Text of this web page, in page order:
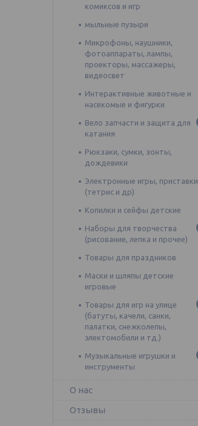
комиксов и игр
мыльные пузыри
Микрофоны, наушники,
фотоаппараты, лампы,
проекторы, массажеры,
видеосвет
Интерактивные животные и
насекомые и фигурки
Вело запчасти и защита для
катания
Рюкзаки, сумки, зонты,
дождевики
Электронные игры, приставки
(тетрис и др)
Копилки и сейфы детские
Наборы для творчества
(рисование, лепка и прочее)
Товары для праздников
Маски и шляпы детские
игровые
Товары для игр на улице
(батуты, качели, санки,
палатки, снежколепы,
электомобили и тд.)
Музыкальные игрушки и
инструменты
О нас
Отзывы